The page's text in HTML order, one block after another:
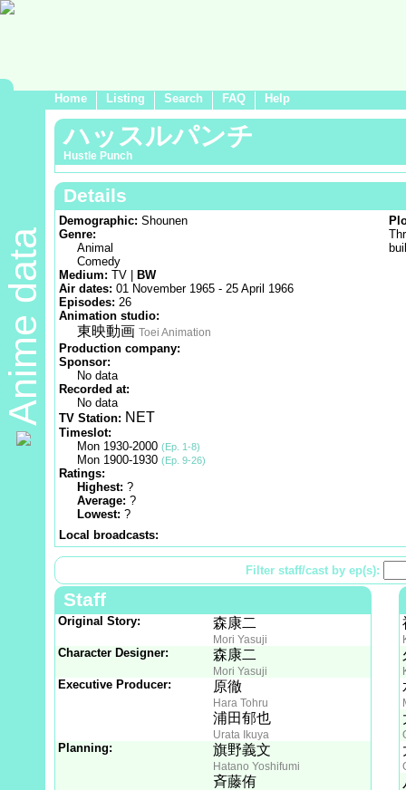
Home Listing Search FAQ Help
Anime data
ハッスルパンチ
Hustle Punch
Details
Demographic: Shounen
Genre:
Animal
Comedy
Medium: TV |
BW
Air dates: 01 November 1965 - 25 April 1966
Episodes: 26
Animation studio:
東映動画 Toei Animation
Production company:
Sponsor:
No data
Recorded at:
No data
TV Station: NET
Timeslot:
Mon 1930-2000 (Ep. 1-8)
Mon 1900-1930 (Ep. 9-26)
Ratings:
Highest: ?
Average: ?
Lowest: ?
Local broadcasts:
Filter staff/cast by ep(s):
Staff
Original Story: 森康二
Mori Yasuji
Character Designer: 森康二
Mori Yasuji
Executive Producer: 原徹
Hara Tohru
浦田郁也
Urata Ikuya
Planning: 旗野義文
Hatano Yoshifumi
斉藤侑